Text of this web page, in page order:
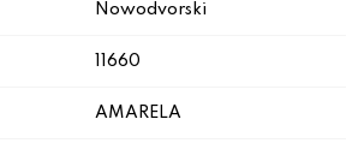
Nowodvorski
11660
AMARELA